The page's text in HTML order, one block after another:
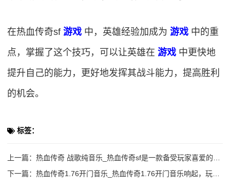
在热血传奇sf 游戏 中，英雄经验加成为 游戏 中的重
点，掌握了这个技巧，可以让英雄在 游戏 中更快地
提升自己的能力，更好地发挥其战斗能力，提高胜利
的机会。
标签：
上一篇： 热血传奇 战歌纯音乐_热血传奇sf是一款备受玩家喜爱的游戏，其中最具代表性的就是
下一篇： 热血传奇1.76开门音乐_热血传奇1.76开门音乐响起，玩家们仿佛回到了那个充满